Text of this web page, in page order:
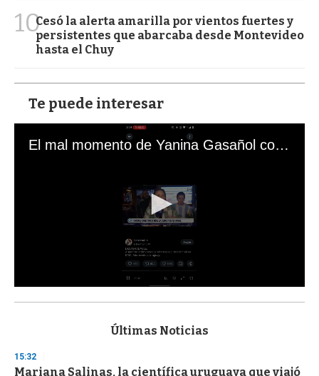
10Cesó la alerta amarilla por vientos fuertes y
persistentes que abarcaba desde Montevideo
hasta el Chuy
Te puede interesar
El mal momento de Yanina Gasañol con un hincha argentino en "Subrayado"
s
d
s
Últimas Noticias
15:32
Mariana Salinas, la científica uruguaya que viajó